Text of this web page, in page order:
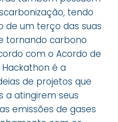
tendo
de um terço das suas
tornando carbono
com o Acordo de
é a
de projetos que
a atingirem seus
emissões de gases